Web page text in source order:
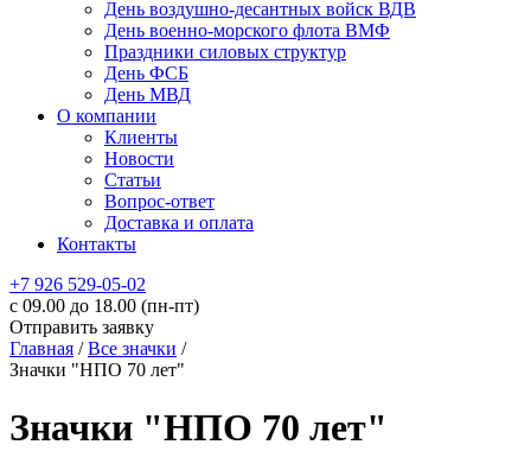
День воздушно-десантных войск ВДВ
День военно-морского флота ВМФ
Праздники силовых структур
День ФСБ
День МВД
О компании
Клиенты
Новости
Статьи
Вопрос-ответ
Доставка и оплата
Контакты
+7 926 529-05-02
c 09.00 до 18.00 (пн-пт)
Отправить заявку
Главная /Все значки /
Значки "НПО 70 лет"
Значки "НПО 70 лет"